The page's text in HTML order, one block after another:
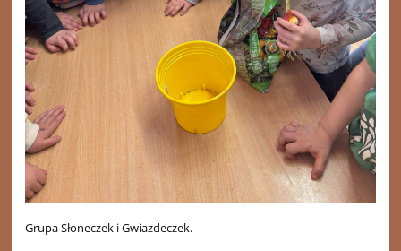
Grupa Słoneczek i Gwiazdeczek.